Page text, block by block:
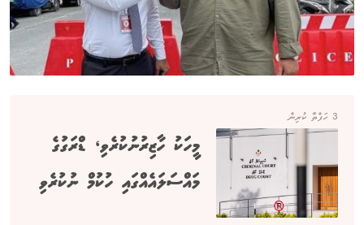
3 ހަފްތާ ކުރިން
މީހަކު ހާޒިރުނުކުރެވި، ޑްރަގުގެ
މައްސަލައެއްގައި ހުކުމް ނުކުރެވި